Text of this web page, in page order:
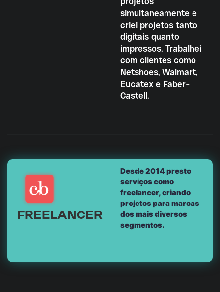
projetos
simultaneamente e
criei projetos tanto
digitais quanto
impressos. Trabalhei
com clientes como
Netshoes, Walmart,
Eucatex e Faber-
Castell.
FREELANCER
Desde 2014 presto
serviços como
freelancer, criando
projetos para marcas
dos mais diversos
segmentos.